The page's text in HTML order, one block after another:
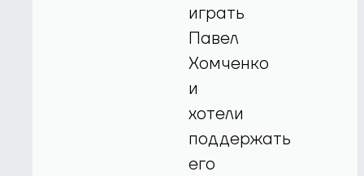
играть
Павел
Хомченко
и
хотели
поддержать
его